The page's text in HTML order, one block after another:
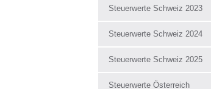
Steuerwerte Schweiz 2023
Steuerwerte Schweiz 2024
Steuerwerte Schweiz 2025
Steuerwerte Österreich